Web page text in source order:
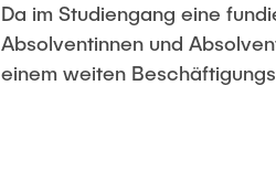
Da im Studiengang eine
Absolventinnen und
einem weiten